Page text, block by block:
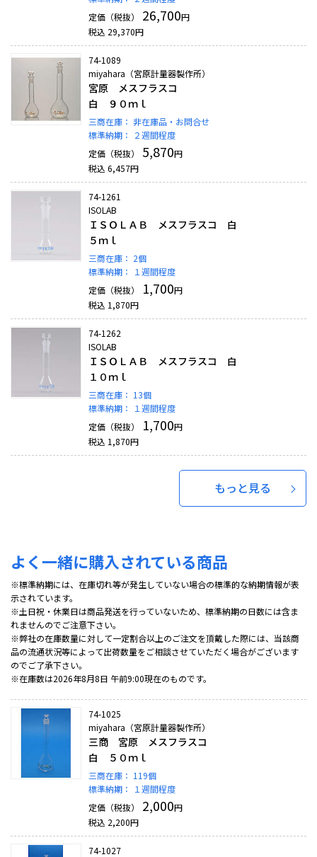
定価（税抜）
26,700円
税込 29,370円
74-1089
miyahara（宮原計量器製作所）
宮原 メスフラスコ
白 ９０ｍｌ
三商在庫： 非在庫品・お問合せ
標準納期：
２週間程度
定価（税抜）
5,870円
税込 6,457円
74-1261
ISOLAB
ＩＳＯＬＡＢ メスフラスコ 白
５ｍｌ
三商在庫： 2個
標準納期：
１週間程度
定価（税抜）
1,700円
税込 1,870円
74-1262
ISOLAB
ＩＳＯＬＡＢ メスフラスコ 白
１０ｍｌ
三商在庫： 13個
標準納期：
１週間程度
定価（税抜）
1,700円
税込 1,870円
もっと見る
よく一緒に購入されている商品
※標準納期には、在庫切れ等が発生していない場合の標準的な納期情報が表
示されています。
※土日祝・休業日は商品発送を行っていないため、標準納期の日数には含ま
れませんのでご注意下さい。
※弊社の在庫数量に対して一定割合以上のご注文を頂戴した際には、当該商
品の流通状況等によって出荷数量をご相談させていただく場合がございます
のでご了承下さい。
※在庫数は2026年8月8日 午前9:00現在のものです。
74-1025
miyahara（宮原計量器製作所）
三商 宮原 メスフラスコ
白 ５０ｍｌ
三商在庫： 119個
標準納期：
１週間程度
定価（税抜）
2,000円
税込 2,200円
74-1027